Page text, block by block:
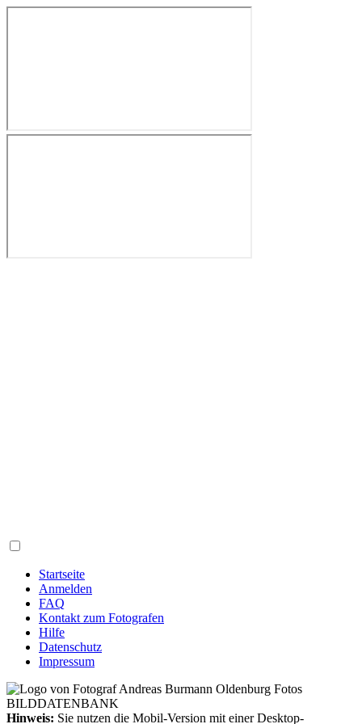
Startseite
Anmelden
FAQ
Kontakt zum Fotografen
Hilfe
Datenschutz
Impressum
Hinweis: Sie nutzen die Mobil-Version mit einer Desktop-